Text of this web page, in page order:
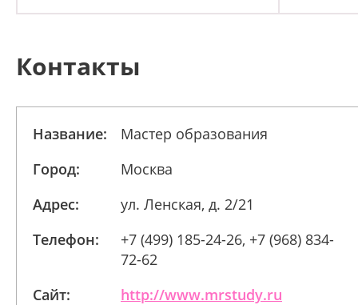
Контакты
Название:
Мастер образования
Город:
Москва
Адрес:
ул. Ленская, д. 2/21
Телефон:
+7 (499) 185-24-26, +7 (968) 834-
72-62
Сайт:
http://www.mrstudy.ru